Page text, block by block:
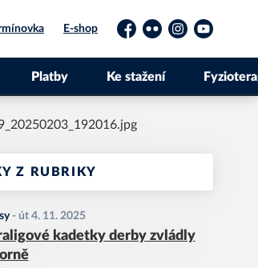
E-shop
Facebook
FlickrInstagramYouTube
Platby Ke stažení
Z RUBRIKY
- út 4. 11. 2025
kadetky derby zvládly